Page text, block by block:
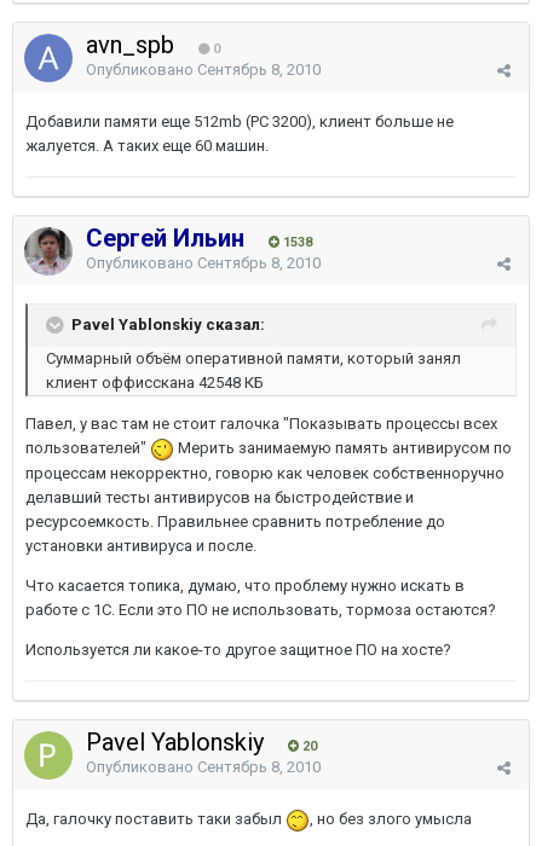
avn_spb 0
Опубликовано Сентябрь 8, 2010
Добавили памяти еще 512mb (PC 3200), клиент больше не
жалуется. А таких еще 60 машин.
Сергей Ильин 1538
Опубликовано Сентябрь 8, 2010
Pavel Yablonskiy сказал:
Суммарный объём оперативной памяти, который занял
клиент оффисскана 42548 КБ
Павел, у вас там не стоит галочка "Показывать процессы всех
пользователей"
Мерить занимаемую память антивирусом по
процессам некорректно, говорю как человек собственноручно
делавший тесты антивирусов на быстродействие и
ресурсоемкость. Правильнее сравнить потребление до
установки антивируса и после.
Что касается топика, думаю, что проблему нужно искать в
работе с 1С. Если это ПО не использовать, тормоза остаются?
Используется ли какое-то другое защитное ПО на хосте?
Pavel Yablonskiy 20
Опубликовано Сентябрь 8, 2010
Да, галочку поставить таки забыл , но без злого умысла